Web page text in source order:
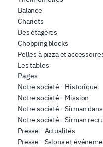
Balance
Chariots
Des étagères
Chopping blocks
Pelles à pizza et
Les tables
Pages
Notre société - Historique
Notre société - Mission
Notre société - Sirman
Notre société - Sirman
Presse - Actualités
Presse - Salons et